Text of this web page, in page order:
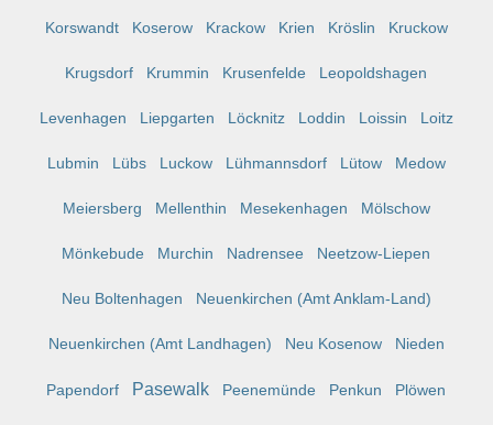
Korswandt Koserow Krackow Krien Kröslin Kruckow
Krugsdorf Krummin Krusenfelde Leopoldshagen
Levenhagen Liepgarten Löcknitz Loddin Loissin Loitz
Lubmin Lübs Luckow Lühmannsdorf Lütow Medow
Meiersberg Mellenthin Mesekenhagen Mölschow
Mönkebude Murchin Nadrensee Neetzow-Liepen
Neu Boltenhagen Neuenkirchen (Amt Anklam-Land)
Neuenkirchen (Amt Landhagen) Neu Kosenow Nieden
Papendorf Pasewalk Peenemünde Penkun Plöwen